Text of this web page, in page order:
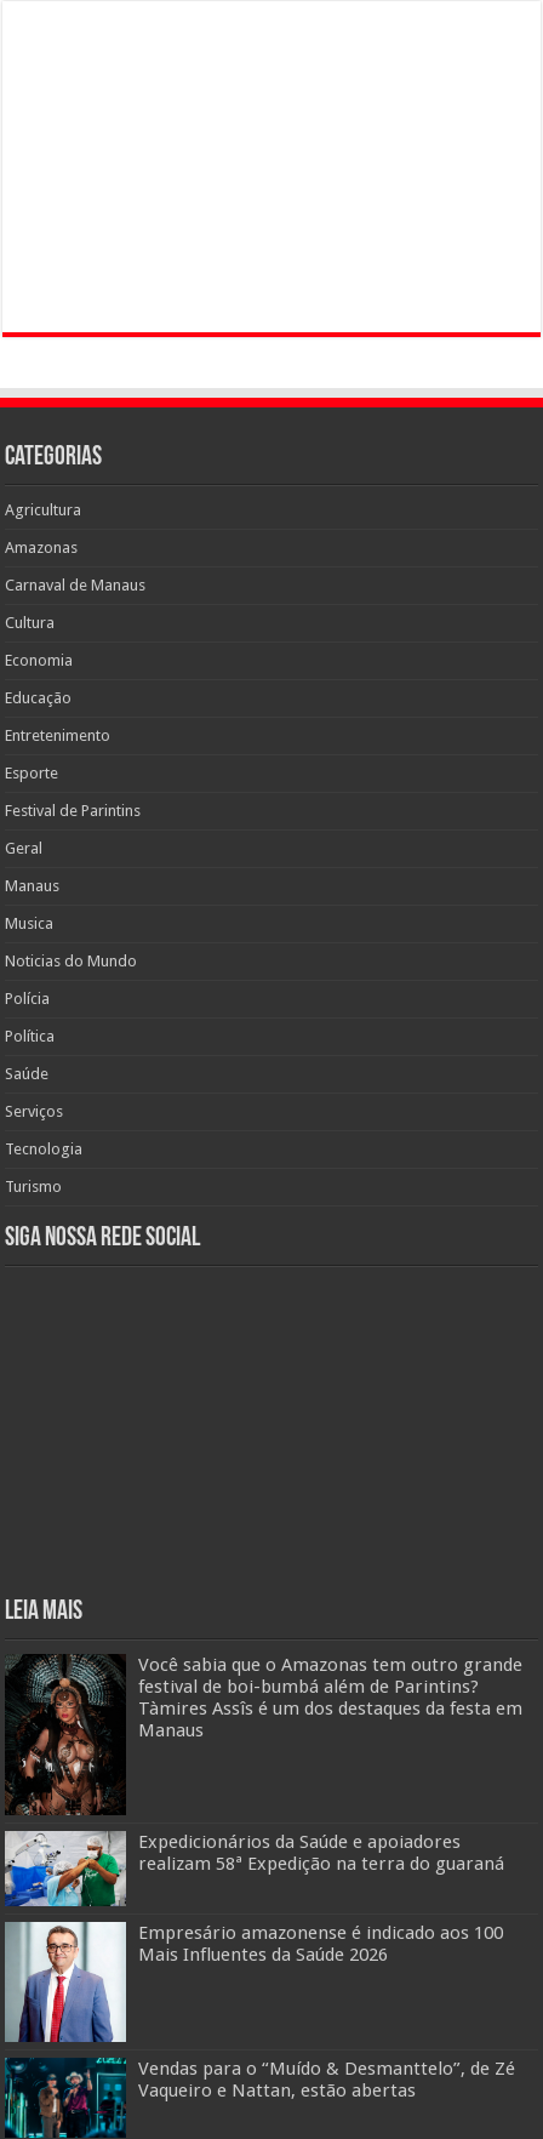
Categorias
Agricultura
Amazonas
Carnaval de Manaus
Cultura
Economia
Educação
Entretenimento
Esporte
Festival de Parintins
Geral
Manaus
Musica
Noticias do Mundo
Polícia
Política
Saúde
Serviços
Tecnologia
Turismo
Siga nossa rede social
Leia mais
Você sabia que o Amazonas tem outro grande
festival de boi-bumbá além de Parintins?
Tàmires Assîs é um dos destaques da festa em
Manaus
Expedicionários da Saúde e apoiadores
realizam 58ª Expedição na terra do guaraná
Empresário amazonense é indicado aos 100
Mais Influentes da Saúde 2026
Vendas para o “Muído & Desmanttelo”, de Zé
Vaqueiro e Nattan, estão abertas